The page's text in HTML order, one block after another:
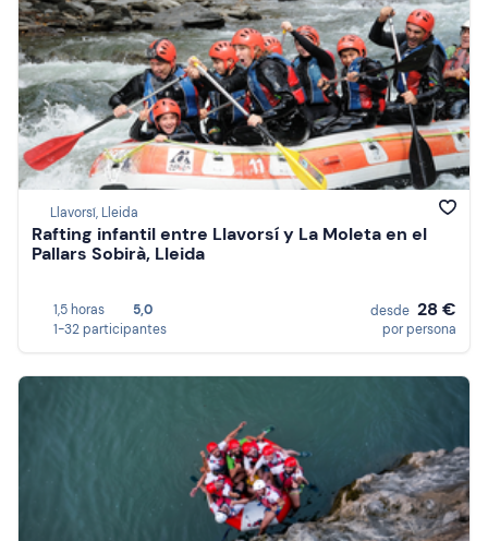
Llavorsí, Lleida
Rafting infantil entre Llavorsí y La Moleta en el
Pallars Sobirà, Lleida
1,5 horas
5,0
1-32 participantes
desde 28 €
por persona